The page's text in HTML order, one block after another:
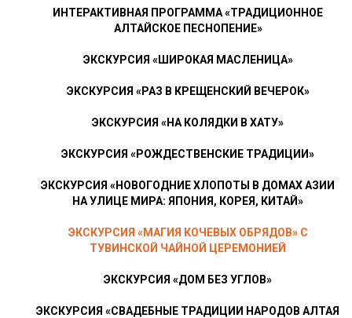
ИНТЕРАКТИВНАЯ ПРОГРАММА «ТРАДИЦИОННОЕ
АЛТАЙСКОЕ ПЕСНОПЕНИЕ»
ЭКСКУРСИЯ «ШИРОКАЯ МАСЛЕНИЦА»
ЭКСКУРСИЯ «РАЗ В КРЕЩЕНСКИЙ ВЕЧЕРОК»
ЭКСКУРСИЯ «НА КОЛЯДКИ В ХАТУ»
ЭКСКУРСИЯ «РОЖДЕСТВЕНСКИЕ ТРАДИЦИИ»
ЭКСКУРСИЯ «НОВОГОДНИЕ ХЛОПОТЫ В ДОМАХ АЗИИ
НА УЛИЦЕ МИРА: ЯПОНИЯ, КОРЕЯ, КИТАЙ»
ЭКСКУРСИЯ «МАГИЯ КОЧЕВЫХ ОБРЯДОВ» С
ТУВИНСКОЙ ЧАЙНОЙ ЦЕРЕМОНИЕЙ
ЭКСКУРСИЯ «ДОМ БЕЗ УГЛОВ»
ЭКСКУРСИЯ «СВАДЕБНЫЕ ТРАДИЦИИ НАРОДОВ АЛТАЯ